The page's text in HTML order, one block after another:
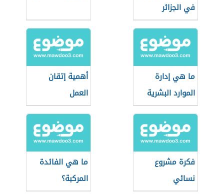
في الجزائر
ما هي إدارة
الموارد البشرية
أهمية إتقان
العمل
فكرة مشروع
نسائي
ما هي الفائدة
المركبة؟